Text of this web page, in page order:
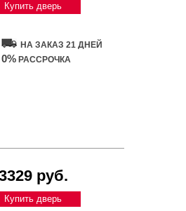
Купить дверь
НА ЗАКАЗ 21 ДНЕЙ
0% РАССРОЧКА
руб.
Купить дверь